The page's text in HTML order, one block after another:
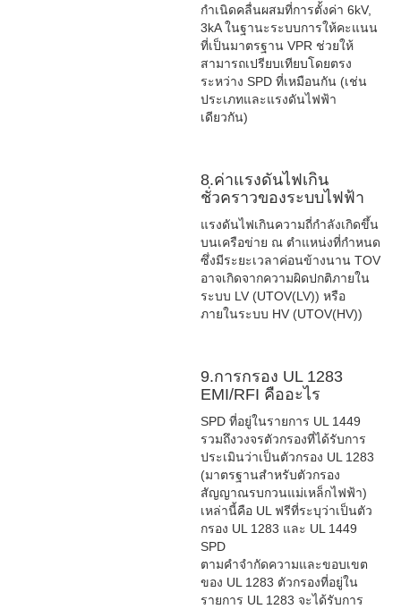
กำเนิดคลื่นผสมที่การตั้งค่า 6kV,
3kA ในฐานะระบบการให้คะแนน
ที่เป็นมาตรฐาน VPR ช่วยให้
สามารถเปรียบเทียบโดยตรง
ระหว่าง SPD ที่เหมือนกัน (เช่น
ประเภทและแรงดันไฟฟ้า
เดียวกัน)
8.ค่าแรงดันไฟเกิน
ชั่วคราวของระบบไฟฟ้า
แรงดันไฟเกินความถี่กำลังเกิดขึ้น
บนเครือข่าย ณ ตำแหน่งที่กำหนด
ซึ่งมีระยะเวลาค่อนข้างนาน TOV
อาจเกิดจากความผิดปกติภายใน
ระบบ LV (UTOV(LV)) หรือ
ภายในระบบ HV (UTOV(HV))
9.การกรอง UL 1283
EMI/RFI คืออะไร
SPD ที่อยู่ในรายการ UL 1449
รวมถึงวงจรตัวกรองที่ได้รับการ
ประเมินว่าเป็นตัวกรอง UL 1283
(มาตรฐานสำหรับตัวกรอง
สัญญาณรบกวนแม่เหล็กไฟฟ้า)
เหล่านี้คือ UL ฟรีที่ระบุว่าเป็นตัว
กรอง UL 1283 และ UL 1449
SPD
ตามคำจำกัดความและขอบเขต
ของ UL 1283 ตัวกรองที่อยู่ใน
รายการ UL 1283 จะได้รับการ